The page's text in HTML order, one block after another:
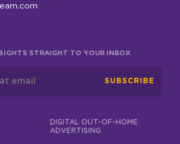
STRAIGHT TO YOUR INBOX
SUBSCRIBE
DIGITAL OUT-OF-HOME
ADVERTISING